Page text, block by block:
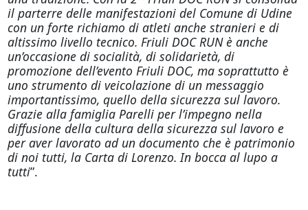
il parterre delle manifestazioni del Comune di Udine
con un forte richiamo di atleti anche stranieri e di
altissimo livello tecnico. Friuli DOC RUN è anche
un’occasione di socialità, di solidarietà, di
promozione dell’evento Friuli DOC, ma soprattutto è
uno strumento di veicolazione di un messaggio
importantissimo, quello della sicurezza sul lavoro.
Grazie alla famiglia Parelli per l’impegno nella
diffusione della cultura della sicurezza sul lavoro e
per aver lavorato ad un documento che è patrimonio
di noi tutti, la Carta di Lorenzo. In bocca al lupo a
tutti”.